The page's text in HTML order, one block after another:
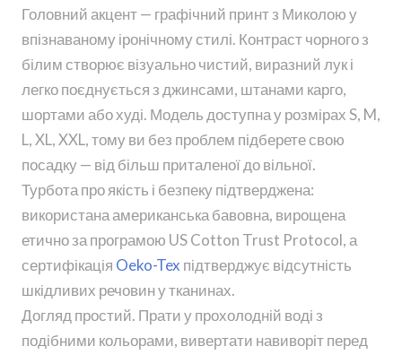
Головний акцент — графічний принт з Миколою у
впізнаваному іронічному стилі. Контраст чорного з
білим створює візуально чистий, виразний лук і
легко поєднується з джинсами, штанами карго,
шортами або худі. Модель доступна у розмірах S, M,
L, XL, XXL, тому ви без проблем підберете свою
посадку — від більш приталеної до вільної.
Турбота про якість і безпеку підтверджена:
використана американська бавовна, вирощена
етично за програмою US Cotton Trust Protocol, а
сертифікація Oeko-Tex підтверджує відсутність
шкідливих речовин у тканинах.
Догляд простий. Прати у прохолодній воді з
подібними кольорами, вивертати навиворіт перед